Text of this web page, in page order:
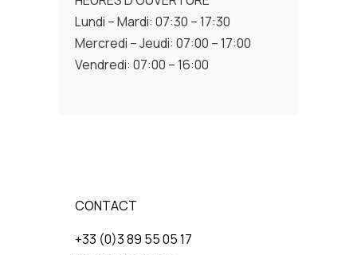
Lundi – Mardi: 07:30 – 17:30
Mercredi – Jeudi: 07:00 – 17:00
Vendredi: 07:00 – 16:00
CONTACT
+33 (0)3 89 55 05 17